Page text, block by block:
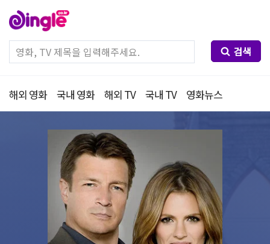
검색
해외 영화 국내 영화 해외 TV 국내 TV 영화뉴스